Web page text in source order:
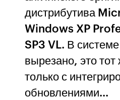
дистрибутива
Windows XP
SP3 VL. В
вырезано, это
только с
обновлениями...